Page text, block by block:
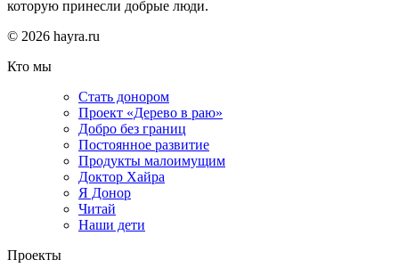
которую принесли добрые люди.
© 2026 hayra.ru
Кто мы
Стать донором
Проект «Дерево в раю»
Добро без границ
Постоянное развитие
Продукты малоимущим
Доктор Хайра
Я Донор
Читай
Наши дети
Проекты